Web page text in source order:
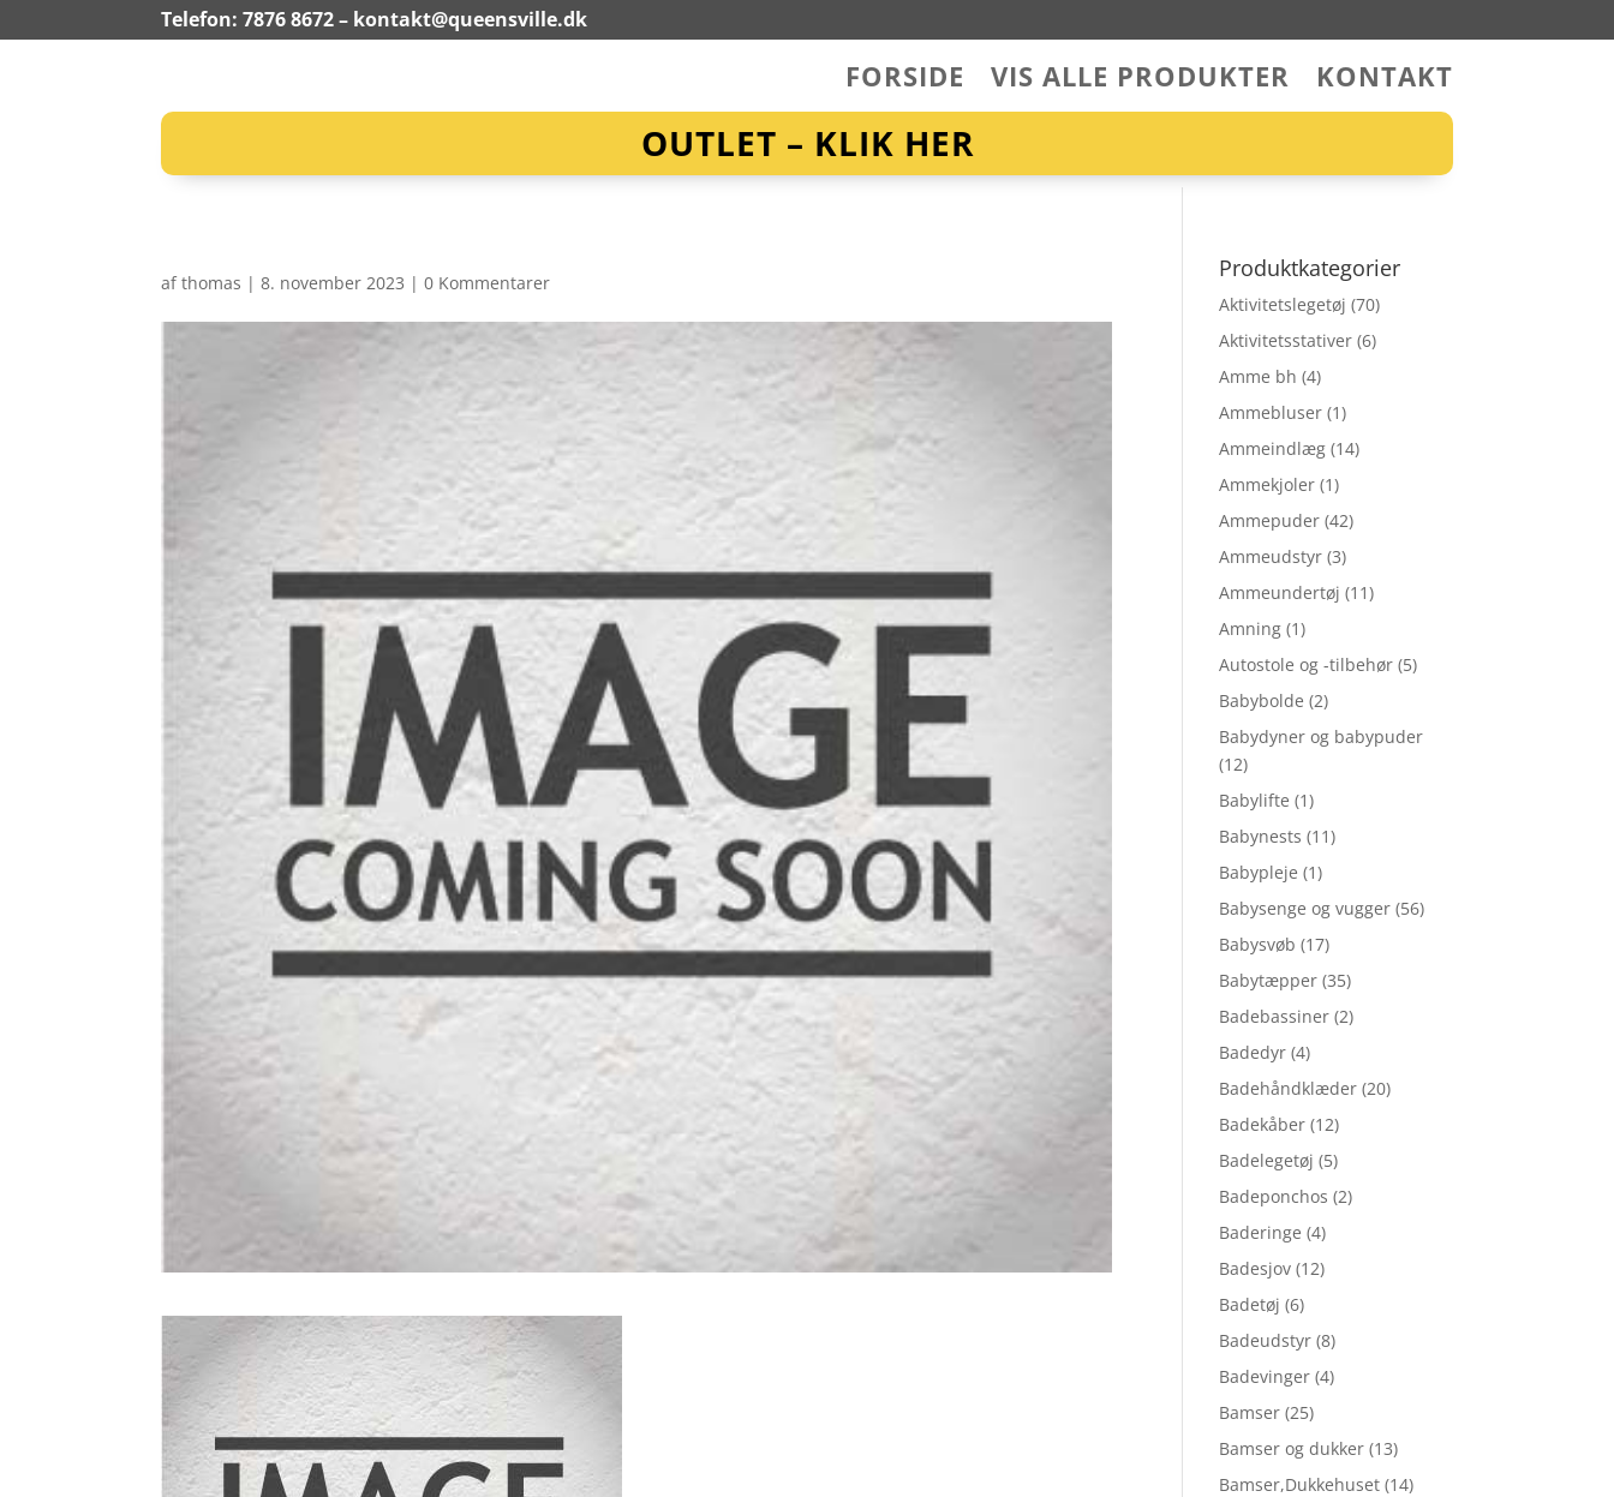
Telefon: 7876 8672 – kontakt@queensville.dk
FORSIDE VIS ALLE PRODUKTER KONTAKT
OUTLET – KLIK HER
afthomas |8. november 2023 |0 Kommentarer
Produktkategorier
Aktivitetslegetøj (70)
Aktivitetsstativer (6)
Amme bh (4)
Ammebluser (1)
Ammeindlæg (14)
Ammekjoler (1)
Ammepuder (42)
Ammeudstyr (3)
Ammeundertøj (11)
Amning (1)
Autostole og -tilbehør (5)
Babybolde (2)
Babydyner og babypuder
(12)
Babylifte (1)
Babynests (11)
Babypleje (1)
Babysenge og vugger (56)
Babysvøb (17)
Babytæpper (35)
Badebassiner (2)
Badedyr (4)
Badehåndklæder (20)
Badekåber (12)
Badelegetøj (5)
Badeponchos (2)
Baderinge (4)
Badesjov (12)
Badetøj (6)
Badeudstyr (8)
Badevinger (4)
Bamser (25)
Bamser og dukker (13)
Bamser,Dukkehuset (14)